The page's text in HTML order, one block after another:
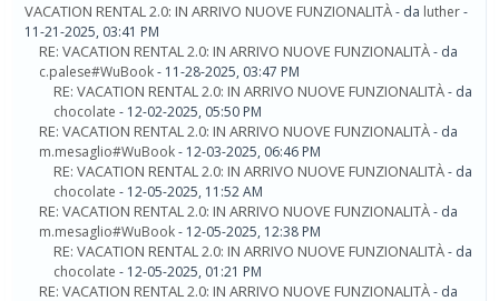
VACATION RENTAL 2.0: IN ARRIVO NUOVE FUNZIONALITÀ- da luther-
11-21-2025, 03:41 PM
RE: VACATION RENTAL 2.0: IN ARRIVO NUOVE FUNZIONALITÀ- da
c.palese#WuBook- 11-28-2025, 03:47 PM
RE: VACATION RENTAL 2.0: IN ARRIVO NUOVE FUNZIONALITÀ- da
chocolate - 12-02-2025, 05:50 PM
RE: VACATION RENTAL 2.0: IN ARRIVO NUOVE FUNZIONALITÀ- da
m.mesaglio#WuBook- 12-03-2025, 06:46 PM
RE: VACATION RENTAL 2.0: IN ARRIVO NUOVE FUNZIONALITÀ- da
chocolate - 12-05-2025, 11:52 AM
RE: VACATION RENTAL 2.0: IN ARRIVO NUOVE FUNZIONALITÀ- da
m.mesaglio#WuBook- 12-05-2025, 12:38 PM
RE: VACATION RENTAL 2.0: IN ARRIVO NUOVE FUNZIONALITÀ- da
chocolate - 12-05-2025, 01:21 PM
RE: VACATION RENTAL 2.0: IN ARRIVO NUOVE FUNZIONALITÀ- da